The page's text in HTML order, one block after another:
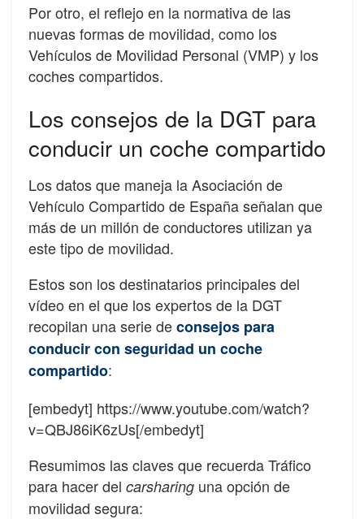
Por otro, el reflejo en la normativa de las
nuevas formas de movilidad, como los
Vehículos de Movilidad Personal (VMP) y los
coches compartidos.
Los consejos de la DGT para
conducir un coche compartido
Los datos que maneja la Asociación de
Vehículo Compartido de España señalan que
más de un millón de conductores utilizan ya
este tipo de movilidad.
Estos son los destinatarios principales del
vídeo en el que los expertos de la DGT
recopilan una serie deconsejos para
conducir con seguridad un coche
compartido:
[embedyt] https://www.youtube.com/watch?
v=QBJ86iK6zUs[/embedyt]
Resumimos las claves que recuerda Tráfico
para hacer del carsharing una opción de
movilidad segura: